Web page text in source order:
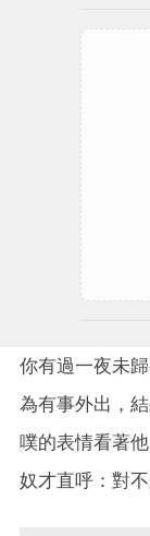
你有過一夜未
為有事外出，
噗的表情看著
奴才直呼：對不